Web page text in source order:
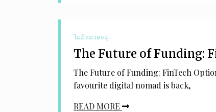
ไม่มีหมวดหมู่
The Future of Funding:
The Future of Funding: FinTech
favourite digital nomad is back,
READ MORE